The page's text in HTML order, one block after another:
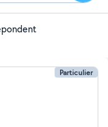
Particulier